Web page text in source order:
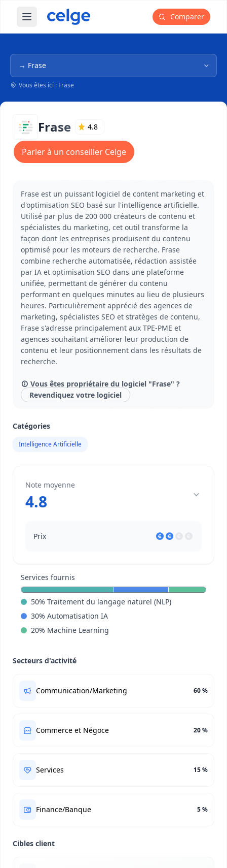
Ouvrir le menu principal Comparer
Navigation dans l'arborescence
Vous êtes ici : Frase
Frase 4.8
Parler à un conseiller Celge
Frase est un puissant logiciel de content marketing et
d'optimisation SEO basé sur l'intelligence artificielle.
Utilisé par plus de 200 000 créateurs de contenu et
spécialistes du marketing, cet outil transforme la
façon dont les entreprises produisent du contenu
optimisé pour les moteurs de recherche. Frase
combine recherche automatisée, rédaction assistée
par IA et optimisation SEO dans une plateforme
unifiée, permettant de générer du contenu
performant en quelques minutes au lieu de plusieurs
heures. Particulièrement apprécié des agences de
marketing, spécialistes SEO et stratèges de contenu,
Frase s'adresse principalement aux TPE-PME et
agences souhaitant améliorer leur production de
contenu et leur positionnement dans les résultats de
recherche.
Vous êtes propriétaire du logiciel "Frase" ?
Revendiquez votre logiciel
Catégories
Intelligence Artificielle
Note moyenne
4.8
Prix
Services fournis
50% Traitement du langage naturel (NLP)
30% Automatisation IA
20% Machine Learning
Secteurs d'activité
Communication/Marketing 60 %
Commerce et Négoce 20 %
Services 15 %
Finance/Banque 5 %
Cibles client